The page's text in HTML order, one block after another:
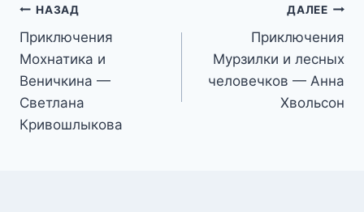
Навигация
по
записям
НАЗАД
Приключения
Мохнатика и
Веничкина —
Светлана
Кривошлыкова
ДАЛЕЕ
Приключения
Мурзилки и лесных
человечков — Анна
Хвольсон